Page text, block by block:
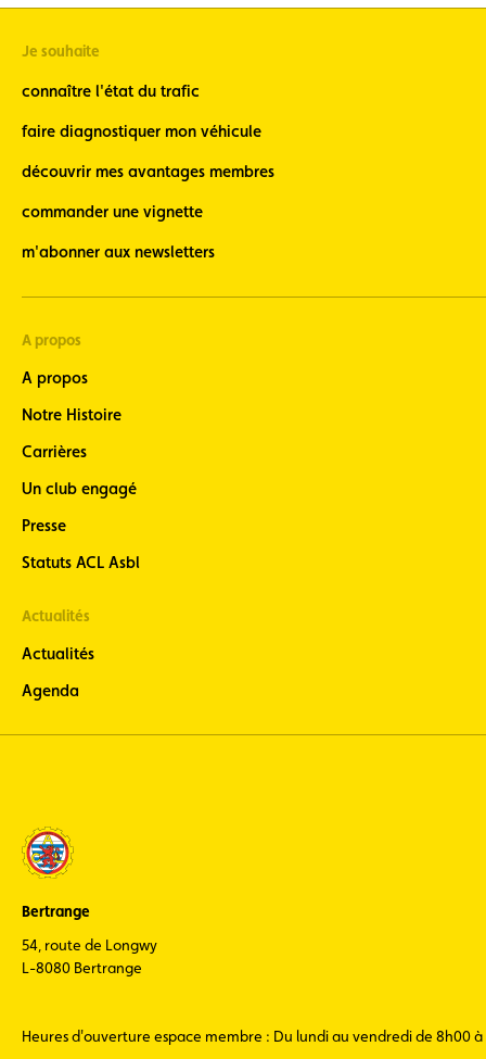
Je souhaite
connaître l'état du trafic
faire diagnostiquer mon véhicule
découvrir mes avantages membres
commander une vignette
m'abonner aux newsletters
A propos
A propos
Notre Histoire
Carrières
Un club engagé
Presse
Statuts ACL Asbl
Actualités
Actualités
Agenda
Bertrange
54, route de Longwy
L-8080 Bertrange
Heures d'ouverture espace membre : Du lundi au vendredi de 8h00 à